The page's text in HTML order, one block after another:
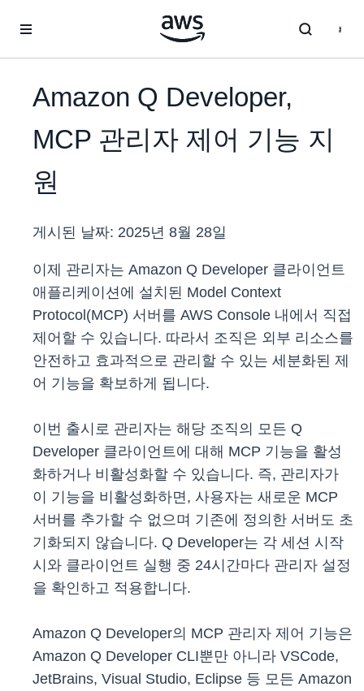
Amazon Q Developer,
MCP 관리자 제어 기능 지
원
게시된 날짜: 2025년 8월 28일
이제 관리자는 Amazon Q Developer 클라이언트
애플리케이션에 설치된 Model Context
Protocol(MCP) 서버를 AWS Console 내에서 직접
제어할 수 있습니다. 따라서 조직은 외부 리소스를
안전하고 효과적으로 관리할 수 있는 세분화된 제
어 기능을 확보하게 됩니다.
이번 출시로 관리자는 해당 조직의 모든 Q
Developer 클라이언트에 대해 MCP 기능을 활성
화하거나 비활성화할 수 있습니다. 즉, 관리자가
이 기능을 비활성화하면, 사용자는 새로운 MCP
서버를 추가할 수 없으며 기존에 정의한 서버도 초
기화되지 않습니다. Q Developer는 각 세션 시작
시와 클라이언트 실행 중 24시간마다 관리자 설정
을 확인하고 적용합니다.
Amazon Q Developer의 MCP 관리자 제어 기능은
Amazon Q Developer CLI뿐만 아니라 VSCode,
JetBrains, Visual Studio, Eclipse 등 모든 Amazon